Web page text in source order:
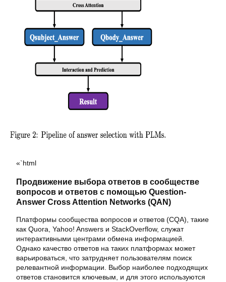
«`html
Продвижение выбора ответов в сообществе
вопросов и ответов с помощью Question-
Answer Cross Attention Networks (QAN)
Платформы сообщества вопросов и ответов (CQA), такие
как Quora, Yahoo! Answers и StackOverflow, служат
интерактивными центрами обмена информацией.
Однако качество ответов на таких платформах может
варьироваться, что затрудняет пользователям поиск
релевантной информации. Выбор наиболее подходящих
ответов становится ключевым, и для этого используются